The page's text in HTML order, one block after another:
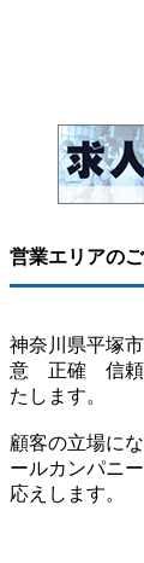
営業エリアの
神奈川県平塚
意 正確 信頼
たします。
顧客の立場に
ールカンパニ
応えします。